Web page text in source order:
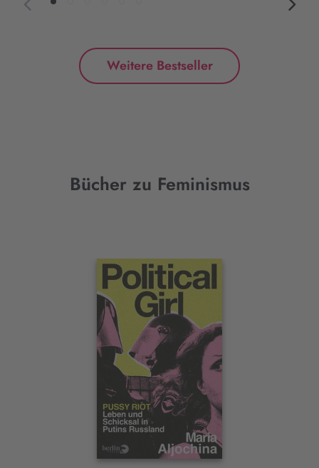
Weitere Bestseller
Bücher zu Feminismus